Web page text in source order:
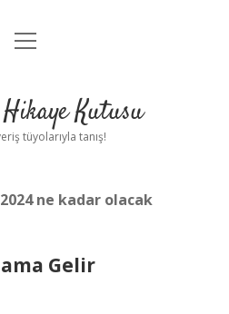
Anasayfa
Uyarı
menüyü
Kutusu
tüyolarıyla tanış!
ne kadar olacak
Gelir